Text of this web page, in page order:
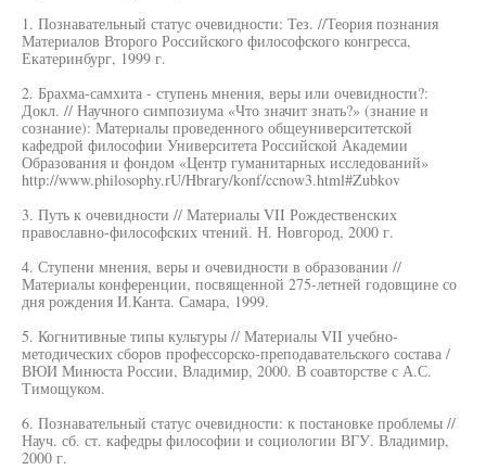
1. Познавательный статус очевидности: Тез. //Теория познания
Материалов Второго Российского философского конгресса,
Екатеринбург, 1999 г.
2. Брахма-самхита - ступень мнения, веры или очевидности?:
Докл. // Научного симпозиума «Что значит знать?» (знание и
сознание): Материалы проведенного общеуниверситетской
кафедрой философии Университета Российской Академии
Образования и фондом «Центр гуманитарных исследований»
http://www.philosophy.rU/Hbrary/konf/ccnow3.html#Zubkov
3. Путь к очевидности // Материалы VII Рождественских
православно-философских чтений. Н. Новгород, 2000 г.
4. Ступени мнения, веры и очевидности в образовании //
Материалы конференции, посвященной 275-летней годовщине со
дня рождения И.Канта. Самара, 1999.
5. Когнитивные типы культуры // Материалы VII учебно-
методических сборов профессорско-преподавательского состава /
ВЮИ Минюста России, Владимир, 2000. В соавторстве с А.С.
Тимощуком.
6. Познавательный статус очевидности: к постановке проблемы //
Науч. сб. ст. кафедры философии и социологии ВГУ. Владимир,
2000 г.